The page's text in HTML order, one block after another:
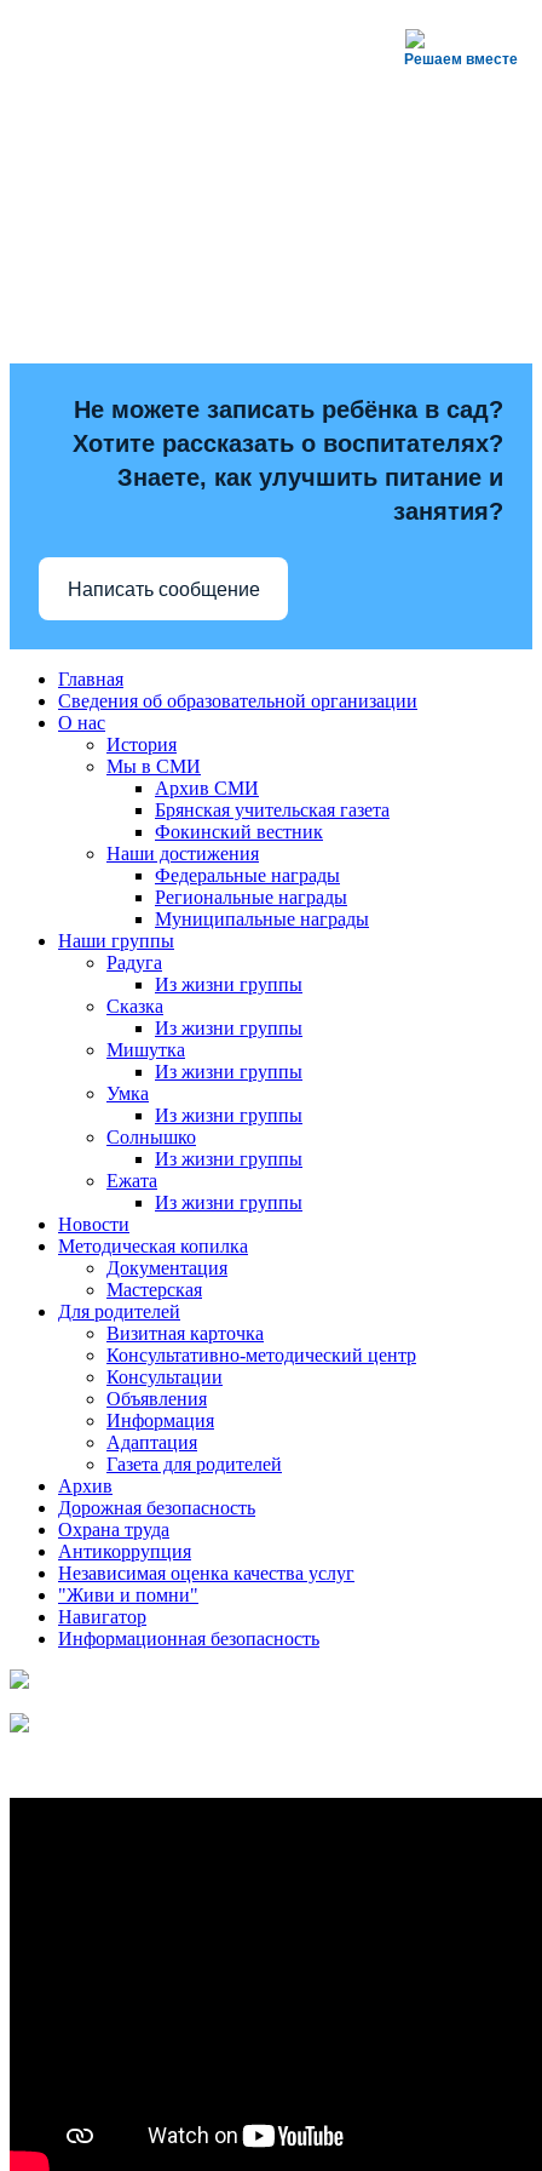
Решаем вместе
Не можете записать ребёнка в сад?
Хотите рассказать о воспитателях?
Знаете, как улучшить питание и
занятия?
Написать сообщение
Главная
Сведения об образовательной организации
О нас
История
Мы в СМИ
Архив СМИ
Брянская учительская газета
Фокинский вестник
Наши достижения
Федеральные награды
Региональные награды
Муниципальные награды
Наши группы
Радуга
Из жизни группы
Сказка
Из жизни группы
Мишутка
Из жизни группы
Умка
Из жизни группы
Солнышко
Из жизни группы
Ежата
Из жизни группы
Новости
Методическая копилка
Документация
Мастерская
Для родителей
Визитная карточка
Консультативно-методический центр
Консультации
Объявления
Информация
Адаптация
Газета для родителей
Архив
Дорожная безопасность
Охрана труда
Антикоррупция
Независимая оценка качества услуг
"Живи и помни"
Навигатор
Информационная безопасность